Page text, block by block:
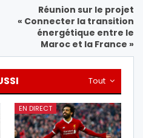
Réunion sur le projet
« Connecter la transition
énergétique entre le
Maroc et la France »
Tout
EN DIRECT